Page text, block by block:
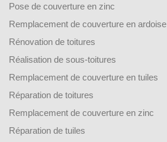
Pose de couverture en zinc
Remplacement de couverture en ardoise
Rénovation de toitures
Réalisation de sous-toitures
Remplacement de couverture en tuiles
Réparation de toitures
Remplacement de couverture en zinc
Réparation de tuiles